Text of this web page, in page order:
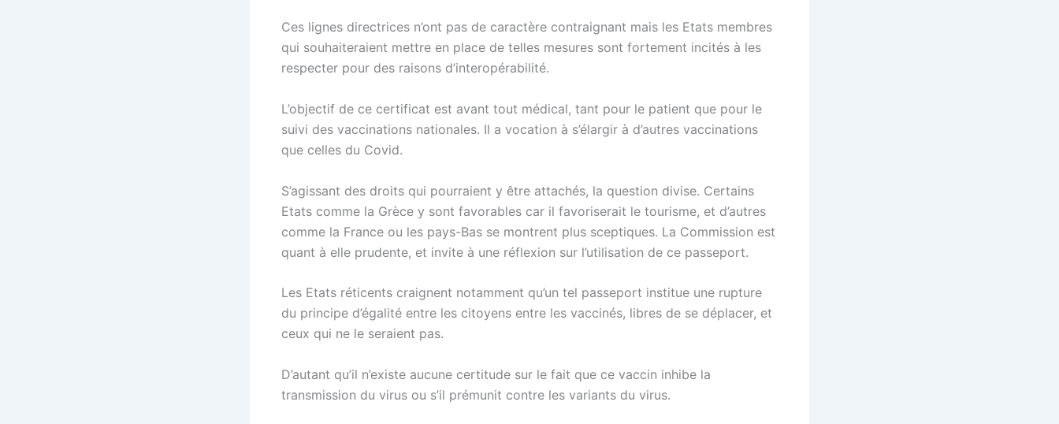
Ces lignes directrices n’ont pas de caractère contraignant mais les Etats membres
qui souhaiteraient mettre en place de telles mesures sont fortement incités à les
respecter pour des raisons d’interopérabilité.
L’objectif de ce certificat est avant tout médical, tant pour le patient que pour le
suivi des vaccinations nationales. Il a vocation à s’élargir à d’autres vaccinations
que celles du Covid.
S’agissant des droits qui pourraient y être attachés, la question divise. Certains
Etats comme la Grèce y sont favorables car il favoriserait le tourisme, et d’autres
comme la France ou les pays-Bas se montrent plus sceptiques. La Commission est
quant à elle prudente, et invite à une réflexion sur l’utilisation de ce passeport.
Les Etats réticents craignent notamment qu’un tel passeport institue une rupture
du principe d’égalité entre les citoyens entre les vaccinés, libres de se déplacer, et
ceux qui ne le seraient pas.
D’autant qu’il n’existe aucune certitude sur le fait que ce vaccin inhibe la
transmission du virus ou s’il prémunit contre les variants du virus.